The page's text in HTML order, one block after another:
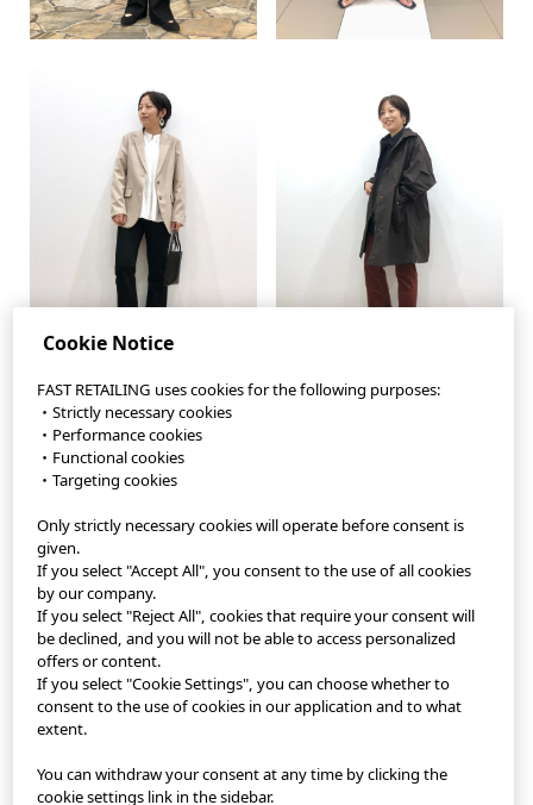
StyleHint App
Terms of Use
Privacy Policy
Sitemap
Contact
Company Overview
Cookie Settings
Cookie Notice
FAST RETAILING uses cookies for the following purposes:
・Strictly necessary cookies
・Performance cookies
・Functional cookies
・Targeting cookies
Only strictly necessary cookies will operate before consent is
given.
If you select "Accept All", you consent to the use of all cookies
by our company.
If you select "Reject All", cookies that require your consent will
be declined, and you will not be able to access personalized
offers or content.
If you select "Cookie Settings", you can choose whether to
consent to the use of cookies in our application and to what
extent.
You can withdraw your consent at any time by clicking the
cookie settings link in the sidebar.